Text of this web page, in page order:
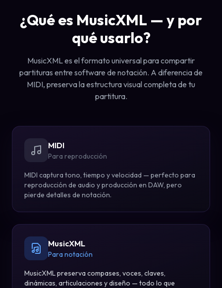
¿Qué es MusicXML — y por
qué usarlo?
MusicXML es el formato universal para compartir
partituras entre software de notación. A diferencia de
MIDI, preserva la estructura visual completa de tu
partitura.
MIDI
Para reproducción
MIDI captura tono, tiempo y velocidad — perfecto para
reproducción de audio y producción en DAW, pero
pierde detalles de notación.
MusicXML
Para notación
MusicXML preserva compases, voces, claves,
dinámicas, articulaciones y diseño — todo lo que